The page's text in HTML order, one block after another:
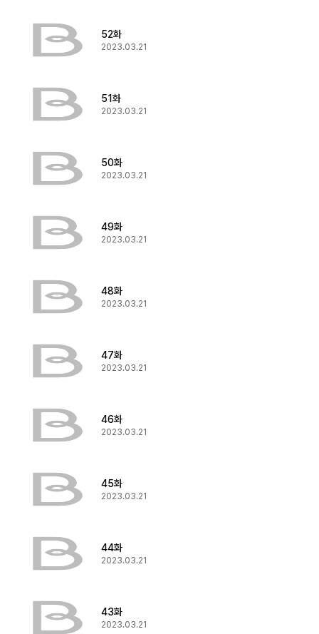
52화
2023.03.21
51화
2023.03.21
50화
2023.03.21
49화
2023.03.21
48화
2023.03.21
47화
2023.03.21
46화
2023.03.21
45화
2023.03.21
44화
2023.03.21
43화
2023.03.21